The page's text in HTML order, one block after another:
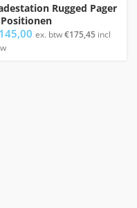
Rugged Pager
145,00 ex. btw€175,45 incl